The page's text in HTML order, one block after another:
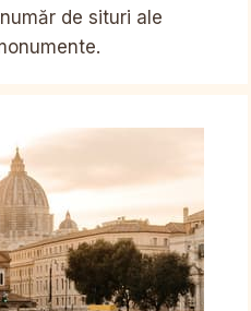
de situri ale